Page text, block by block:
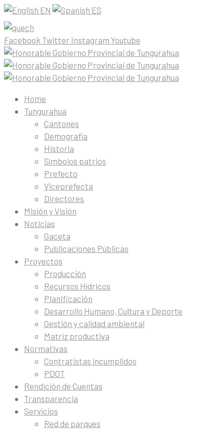
EN ES
Facebook Twitter Instagram Youtube
Home
Tungurahua
Cantones
Demografía
Historia
Símbolos patrios
Prefecto
Viceprefecta
Directores
Misión y Visión
Noticias
Gaceta
Publicaciones Públicas
Proyectos
Producción
Recursos Hídricos
Planificación
Desarrollo Humano, Cultura y Deporte
Gestión y calidad ambiental
Matriz productiva
Normativas
Contratistas incumplidos
PDOT
Rendición de Cuentas
Transparencia
Servicios
Red de parques